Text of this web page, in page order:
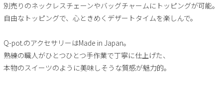
別売りのネックレスチェーンやバッグチャームにトッピングが可能。
自由なトッピングで、心ときめくデザートタイムを楽しんで。
Q-pot.のアクセサリーはMade in Japan。
熟練の職人がひとつひとつ手作業で丁寧に仕上げた、
本物のスイーツのように美味しそうな質感が魅力的。